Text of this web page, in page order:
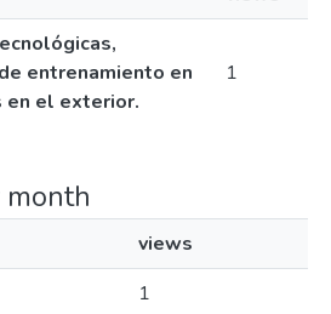
entrenamiento en
en el exterior.
1
month
views
1